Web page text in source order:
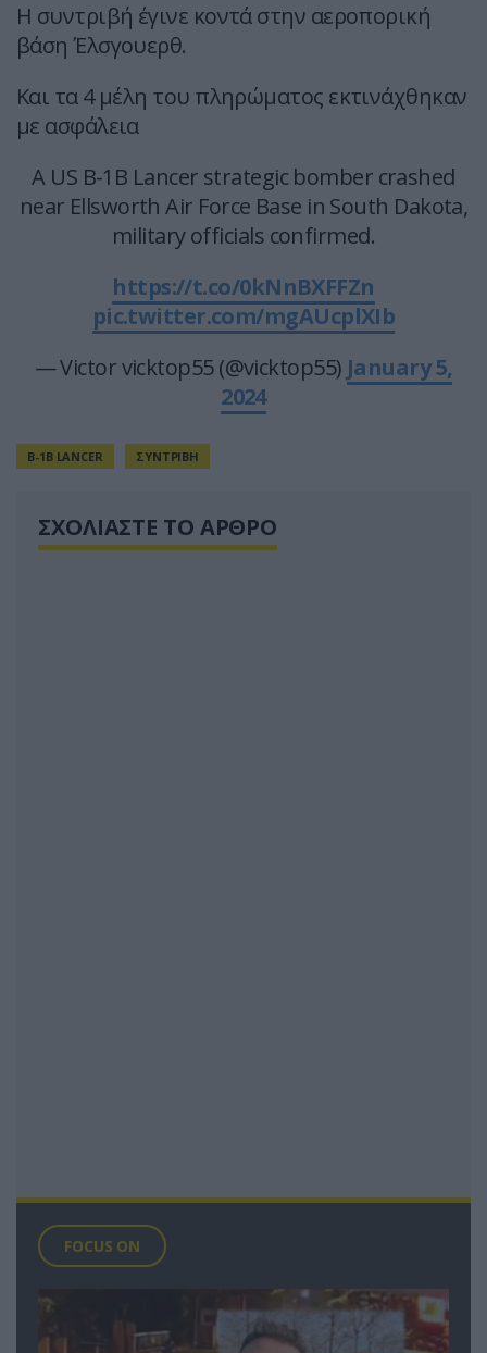
Η συντριβή έγινε κοντά στην αεροπορική
βάση Έλσγουερθ.
Και τα 4 μέλη του πληρώματος εκτινάχθηκαν
με ασφάλεια
A US B-1B Lancer strategic bomber crashed
near Ellsworth Air Force Base in South Dakota,
military officials confirmed.
https://t.co/0kNnBXFFZn
pic.twitter.com/mgAUcplXIb
— Victor vicktop55 (@vicktop55) January 5,
2024
Β-1Β LANCER ΣΥΝΤΡΙΒΗ
ΣΧΟΛΙΑΣΤΕ ΤΟ ΑΡΘΡΟ
FOCUS ON